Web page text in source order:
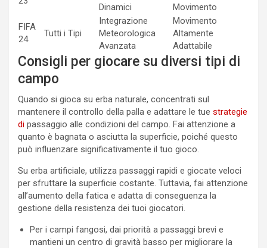
Dinamici
Movimento
FIFA
24
Tutti i Tipi
Integrazione
Meteorologica
Avanzata
Movimento
Altamente
Adattabile
Consigli per giocare su diversi tipi di
campo
Quando si gioca su erba naturale, concentrati sul
mantenere il controllo della palla e adattare le tue strategie
di passaggio alle condizioni del campo. Fai attenzione a
quanto è bagnata o asciutta la superficie, poiché questo
può influenzare significativamente il tuo gioco.
Su erba artificiale, utilizza passaggi rapidi e giocate veloci
per sfruttare la superficie costante. Tuttavia, fai attenzione
all’aumento della fatica e adatta di conseguenza la
gestione della resistenza dei tuoi giocatori.
Per i campi fangosi, dai priorità a passaggi brevi e
mantieni un centro di gravità basso per migliorare la